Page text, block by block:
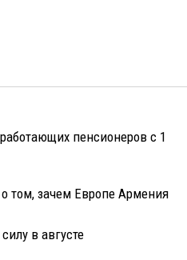
пенсионеров с 1
том, зачем Европе Армения
в августе